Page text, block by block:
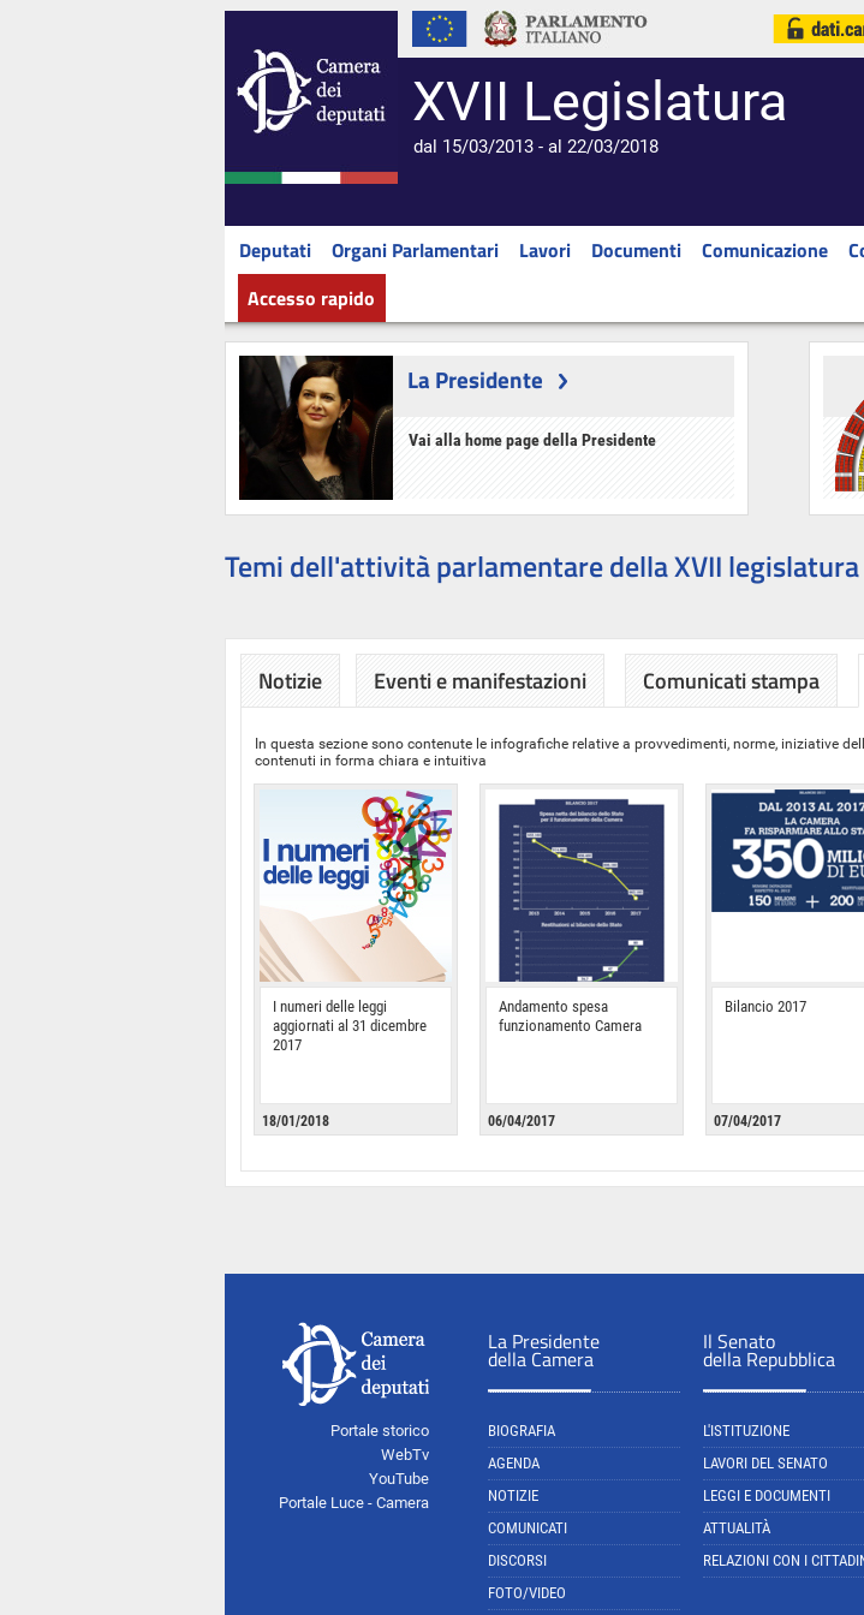
XVII Legislatura
dal 15/03/2013 - al 22/03/2018
Deputati Organi Parlamentari Lavori Documenti Comunicazione
Accesso rapido
La Presidente
Vai alla home page della Presidente
Temi dell'attività parlamentare della XVII legislatura
Notizie Eventi e manifestazioni Comunicati stampa
In questa sezione sono contenute le infografiche relative a provvedimenti, norme, iniziative
contenuti in forma chiara e intuitiva
I numeri delle leggi
aggiornati al 31 dicembre
2017
18/01/2018
Andamento spesa
funzionamento Camera
06/04/2017
Bilancio 2017
07/04/2017
Portale storico
WebTv
YouTube
Portale Luce - Camera
La Presidente
della Camera
BIOGRAFIA
AGENDA
NOTIZIE
COMUNICATI
DISCORSI
FOTO/VIDEO
Il Senato
della Repubblica
L'ISTITUZIONE
LAVORI DEL SENATO
LEGGI E DOCUMENTI
ATTUALITÀ
RELAZIONI CON I